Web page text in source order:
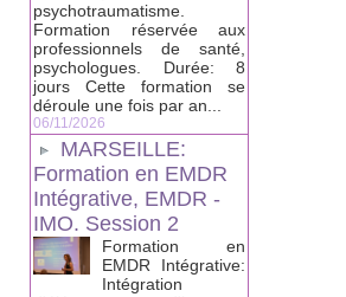
psychotraumatisme.
Formation réservée aux
professionnels de santé,
psychologues. Durée: 8
jours Cette formation se
déroule une fois par an...
06/11/2026
MARSEILLE:
Formation en EMDR
Intégrative, EMDR -
IMO. Session 2
Formation en
EMDR Intégrative:
Intégration